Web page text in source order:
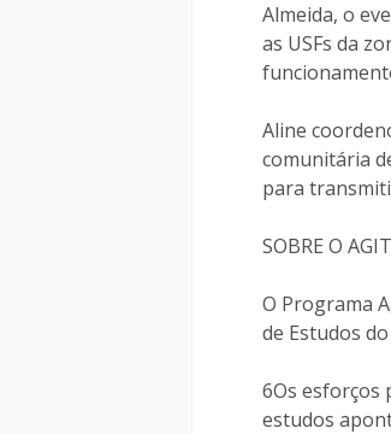
Almeida, o
as USFs da
Aline
comunitária
para
SOBRE O
O Programa
de Estudos
6Os esforços
estudos